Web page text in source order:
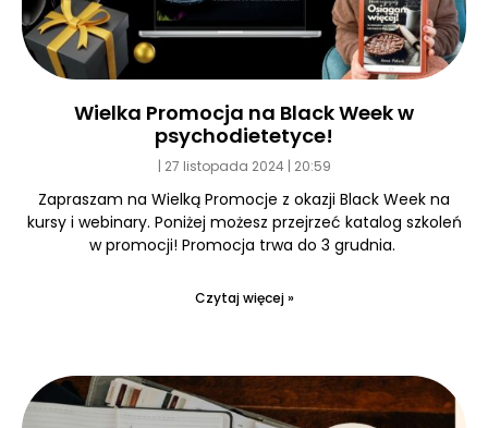
Wielka Promocja na Black Week w
psychodietetyce!
27 listopada 2024 20:59
Zapraszam na Wielką Promocje z okazji Black Week na
kursy i webinary. Poniżej możesz przejrzeć katalog szkoleń
w promocji! Promocja trwa do 3 grudnia.
Czytaj więcej »